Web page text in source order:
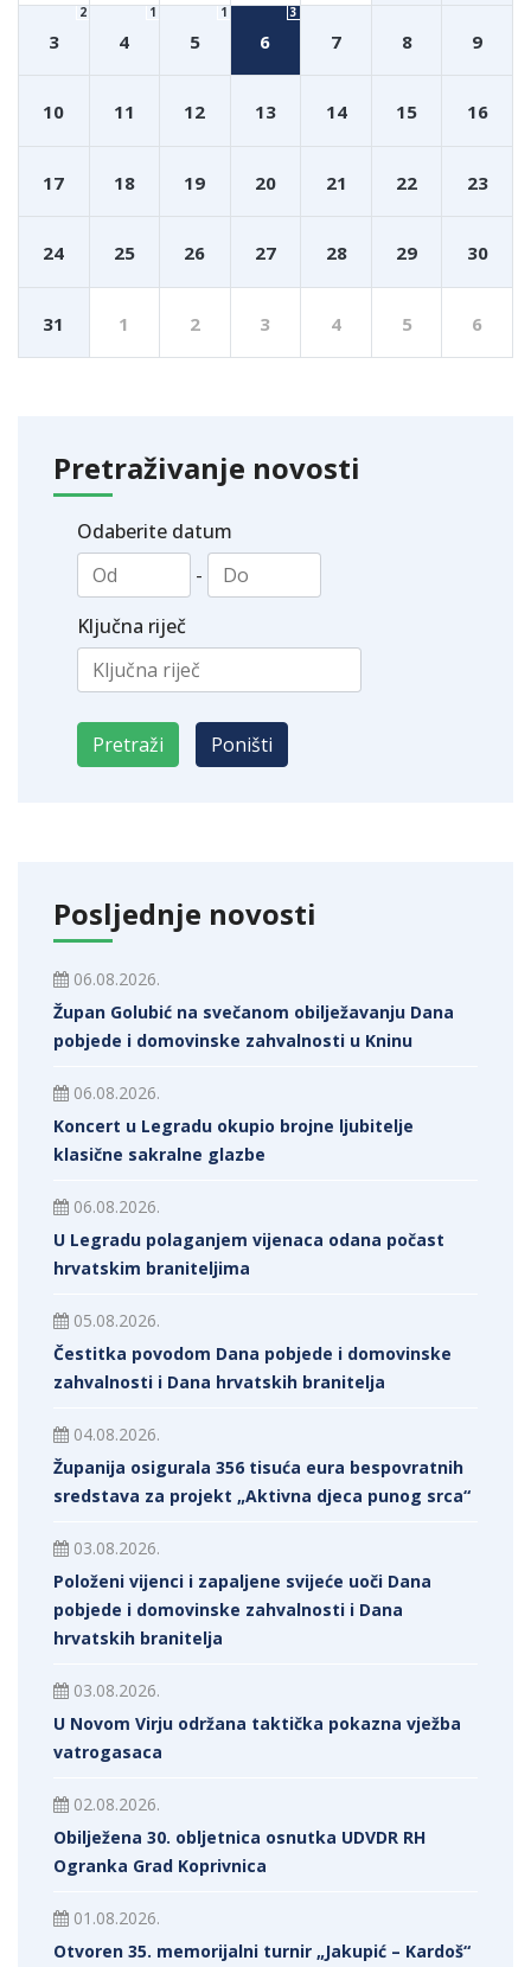
3
2
4
1
5
1
6
3
7 8 9
10 11 12 13 14 15 16
17 18 19 20 21 22 23
24 25 26 27 28 29 30
31 1 2 3 4 5 6
Pretraživanje novosti
Odaberite datum
-
Ključna riječ
Posljednje novosti
06.08.2026.
Župan Golubić na svečanom obilježavanju Dana
pobjede i domovinske zahvalnosti u Kninu
06.08.2026.
Koncert u Legradu okupio brojne ljubitelje
klasične sakralne glazbe
06.08.2026.
U Legradu polaganjem vijenaca odana počast
hrvatskim braniteljima
05.08.2026.
Čestitka povodom Dana pobjede i domovinske
zahvalnosti i Dana hrvatskih branitelja
04.08.2026.
Županija osigurala 356 tisuća eura bespovratnih
sredstava za projekt „Aktivna djeca punog srca“
03.08.2026.
Položeni vijenci i zapaljene svijeće uoči Dana
pobjede i domovinske zahvalnosti i Dana
hrvatskih branitelja
03.08.2026.
U Novom Virju održana taktička pokazna vježba
vatrogasaca
02.08.2026.
Obilježena 30. obljetnica osnutka UDVDR RH
Ogranka Grad Koprivnica
01.08.2026.
Otvoren 35. memorijalni turnir „Jakupić – Kardoš“